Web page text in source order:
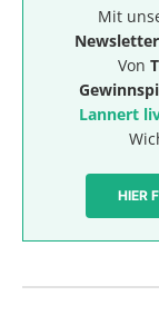
Mit
Newsletter
Von
Lannert
HIER